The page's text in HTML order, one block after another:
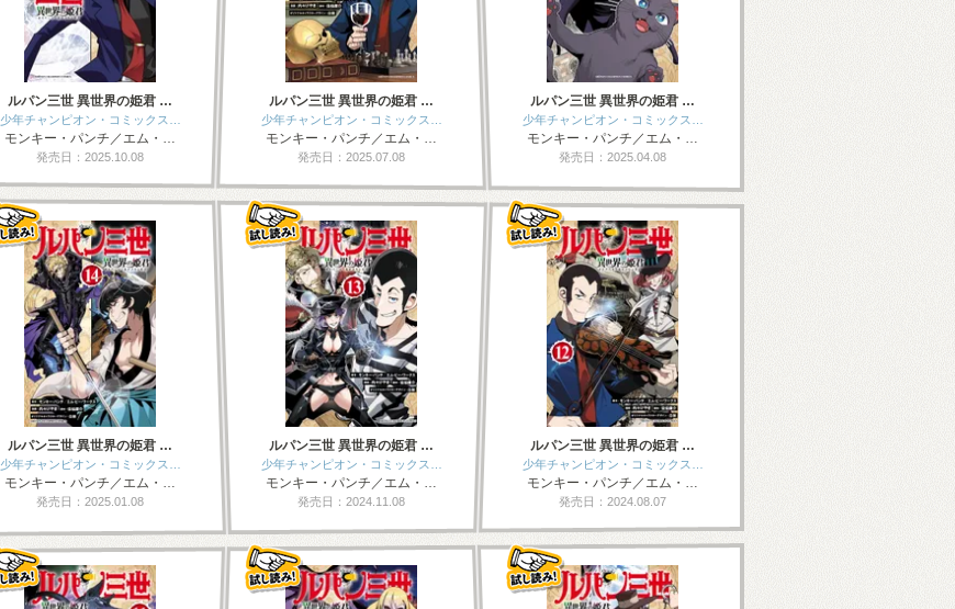
ルパン三世 異世界の姫君 …
少年チャンピオン・コミックス…
モンキー・パンチ／エム・…
発売日：2025.10.08
ルパン三世 異世界の姫君 …
少年チャンピオン・コミックス…
モンキー・パンチ／エム・…
発売日：2025.07.08
ルパン三世 異世界の姫君 …
少年チャンピオン・コミックス…
モンキー・パンチ／エム・…
発売日：2025.04.08
ルパン三世 異世界の姫君 …
少年チャンピオン・コミックス…
モンキー・パンチ／エム・…
発売日：2025.01.08
ルパン三世 異世界の姫君 …
少年チャンピオン・コミックス…
モンキー・パンチ／エム・…
発売日：2024.11.08
ルパン三世 異世界の姫君 …
少年チャンピオン・コミックス…
モンキー・パンチ／エム・…
発売日：2024.08.07